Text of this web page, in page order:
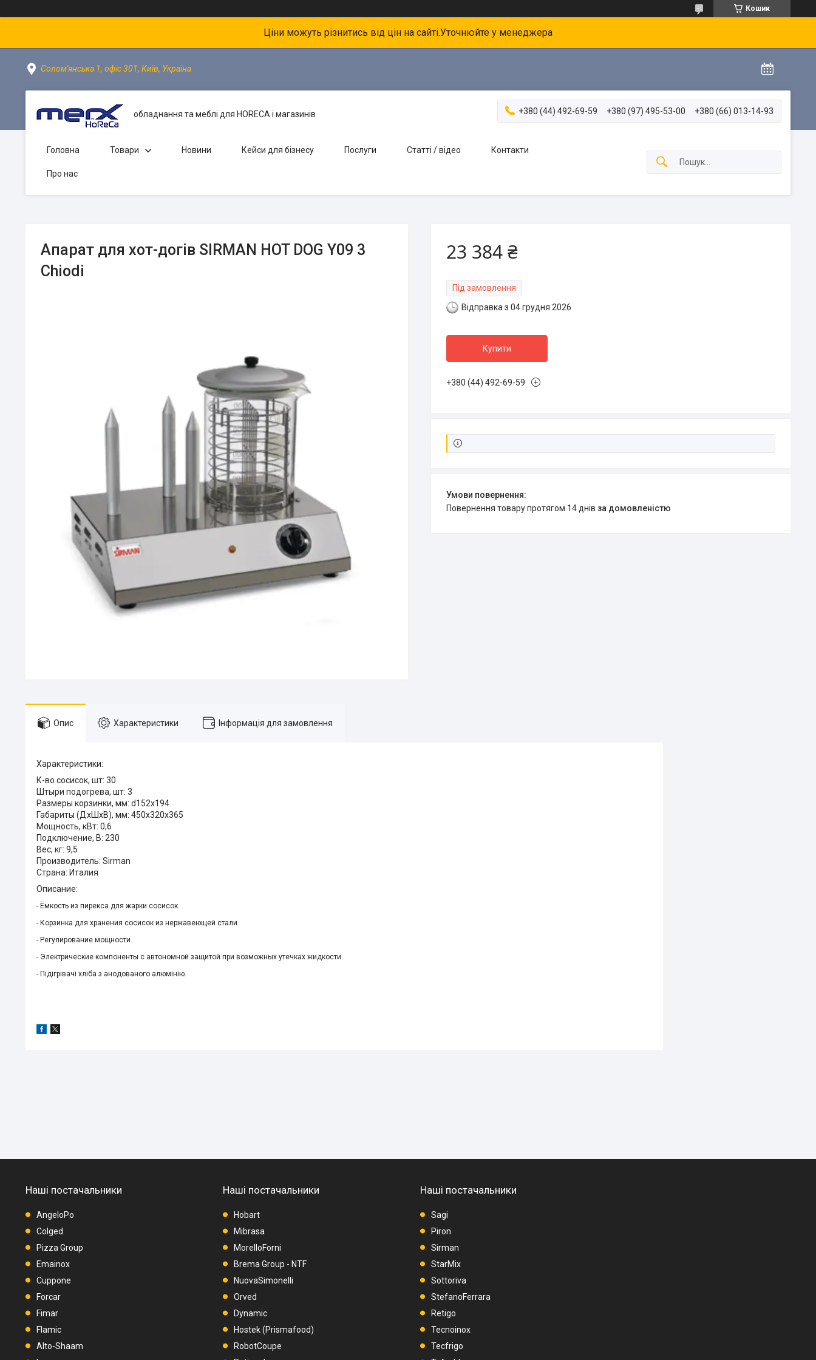
Кошик
Ціни можуть різнитись від цін на сайті.Уточнюйте у менеджера
Солом'янська 1, офіс 301, Київ, Україна
обладнання та меблі для HORECA і магазинів +380 (44) 492-69-59 +380 (97) 495-53-00 +380 (66) 013-14-93
Головна Товари Новини Кейси для бізнесу Послуги Статті / відео Контакти
Про нас
Апарат для хот-догів SIRMAN HOT DOG Y09 3
Chiodi
23 384 ₴
Під замовлення
Відправка з 04 грудня 2026
Купити
+380 (44) 492-69-59
повернення товару протягом 14 днів за домовленістю
Опис Характеристики Інформація для замовлення
Характеристики:
К-во сосисок, шт: 30
Штыри подогрева, шт: 3
Размеры корзинки, мм: d152x194
Габариты (ДхШхВ), мм: 450х320х365
Мощность, кВт: 0,6
Подключение, В: 230
Вес, кг: 9,5
Производитель: Sirman
Страна: Италия
Описание:
- Ёмкость из пирекса для жарки сосисок.
- Корзинка для хранения сосисок из нержавеющей стали.
- Регулирование мощности.
- Электрические компоненты с автономной защитой при возможных утечках жидкости.
- Підігрівачі хліба з анодованого алюмінію.
Наші постачальники
AngeloPo
Colged
Pizza Group
Emainox
Cuppone
Forcar
Fimar
Flamic
Alto-Shaam
Наші постачальники
Hobart
Mibrasa
MorelloForni
Brema Group - NTF
NuovaSimonelli
Orved
Dynamic
Hostek (Prismafood)
RobotCoupe
Наші постачальники
Sagi
Piron
Sirman
StarMix
Sottoriva
StefanoFerrara
Retigo
Tecnoinox
Tecfrigo